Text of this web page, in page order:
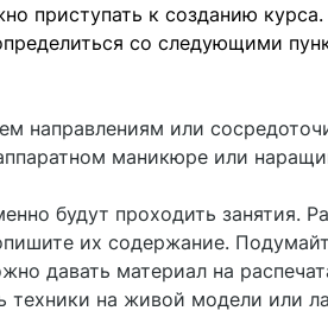
приступать к созданию
со следующими
направлениям или
маникюре или
будут проходить занятия.
их содержание.
давать материал на
техники на живой модели или